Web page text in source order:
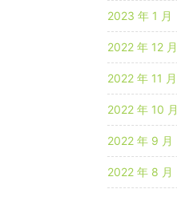
2023 年 1 月
2022 年 12 月
2022 年 11 月
2022 年 10 月
2022 年 9 月
2022 年 8 月